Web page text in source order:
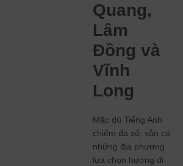
Quang,
Lâm
Đồng và
Vĩnh
Long
Mặc dù Tiếng Anh
chiếm đa số, vẫn có
những địa phương
lựa chọn hướng đi